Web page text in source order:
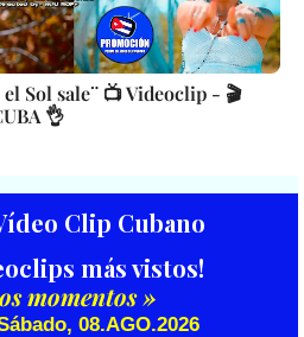
Sol sale¨ 📺 Videoclip - 🎬
👌
Clip Cubano
más vistos!
momentos »
08.AGO.2026